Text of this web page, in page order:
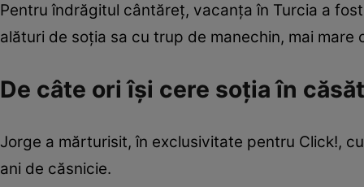
Pentru îndrăgitul cântăreț, vacanța în Turcia a
alături de soția sa cu trup de manechin, mai mare
De câte ori își cere soția în
Jorge a mărturisit, în exclusivitate pentru Click!,
ani de căsnicie.